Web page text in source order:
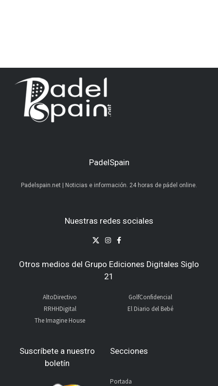
PadelSpain
Padelspain.net | Noticias e información. 24 horas de pádel online.
Nuestras redes sociales
Otros medios del Grupo Ediciones Digitales Siglo
21
AltoDirectivo
RRHHDigital
The Imagine House
GolfConfidencial
El Diario del Bebé
Suscríbete a nuestro
boletín
Secciones
Portada